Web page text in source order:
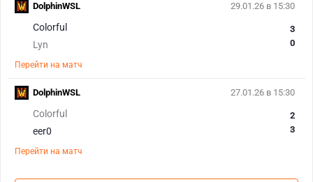
29.01.26 в 15:30
Colorful
Lyn
3
0
Перейти на матч
DolphinWSL
27.01.26 в 15:30
Colorful
eer0
2
3
Перейти на матч
DolphinWSL